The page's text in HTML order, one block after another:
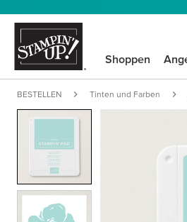
Shoppen
BESTELLEN Tinten und Farben